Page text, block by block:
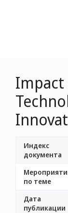
Индекс
документа
по теме
Дата
публикации